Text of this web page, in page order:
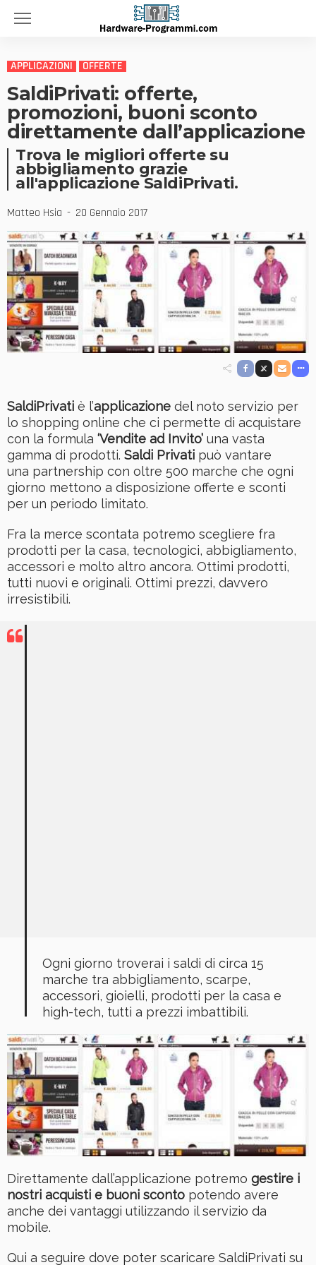
APPLICAZIONI OFFERTE
SaldiPrivati: offerte,
promozioni, buoni sconto
direttamente dall’applicazione
Trova le migliori offerte su
abbigliamento grazie
all'applicazione SaldiPrivati.
Matteo Hsia 20 Gennaio 2017
SaldiPrivati è l’applicazione del noto servizio per
lo shopping online che ci permette di acquistare
con la formula ‘Vendite ad Invito’ una vasta
gamma di prodotti. Saldi Privati può vantare
una partnership con oltre 500 marche che ogni
giorno mettono a disposizione offerte e sconti
per un periodo limitato.
Fra la merce scontata potremo scegliere fra
prodotti per la casa, tecnologici, abbigliamento,
accessori e molto altro ancora. Ottimi prodotti,
tutti nuovi e originali. Ottimi prezzi, davvero
irresistibili.
Ogni giorno troverai i saldi di circa 15
marche tra abbigliamento, scarpe,
accessori, gioielli, prodotti per la casa e
high-tech, tutti a prezzi imbattibili.
Direttamente dall’applicazione potremo gestire i
nostri acquisti e buoni sconto potendo avere
anche dei vantaggi utilizzando il servizio da
mobile.
Qui a seguire dove poter scaricare SaldiPrivati su